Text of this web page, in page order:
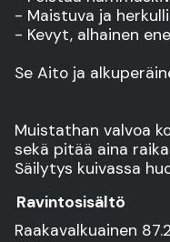
- Maistuva ja
- Kevyt, alhainen
Se Aito ja
Muistathan valvoa
sekä pitää aina
Säilytys kuivassa
Ravintosisältö
Raakavalkuainen